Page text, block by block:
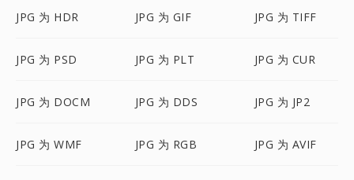
JPG 为 HDR JPG 为 GIF JPG 为 TIFF
JPG 为 PSD JPG 为 PLT JPG 为 CUR
JPG 为 DOCM JPG 为 DDS JPG 为 JP2
JPG 为 WMF JPG 为 RGB JPG 为 AVIF